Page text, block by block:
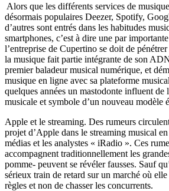
Alors que les différents services de
désormais populaires Deezer, Spotify,
d’autres sont entrés dans les habitudes
smartphones, c’est à dire une par
l’entreprise de Cupertino se doit de
la musique fait partie intégrante de son
premier baladeur musical numérique, et
musique en ligne avec sa plateforme
quelques années un mastodonte influent de
musicale et symbole d’un nouveau modèle
Apple et le streaming. Des rumeurs
projet d’Apple dans le streaming musical
médias et les analystes « iRadio ». Ces
accompagnent traditionnellement les
pomme- peuvent se révéler fausses. Sauf
sérieux train de retard sur un marché où
règles et non de chasser les concurrents.